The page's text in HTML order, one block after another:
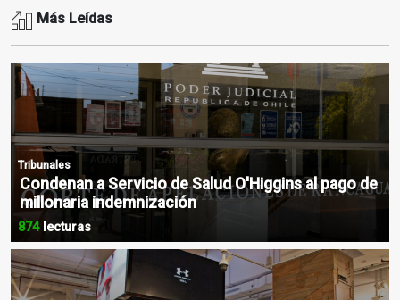
Más Leídas
Tribunales
Condenan a Servicio de Salud O'Higgins al pago de
millonaria indemnización
874lecturas